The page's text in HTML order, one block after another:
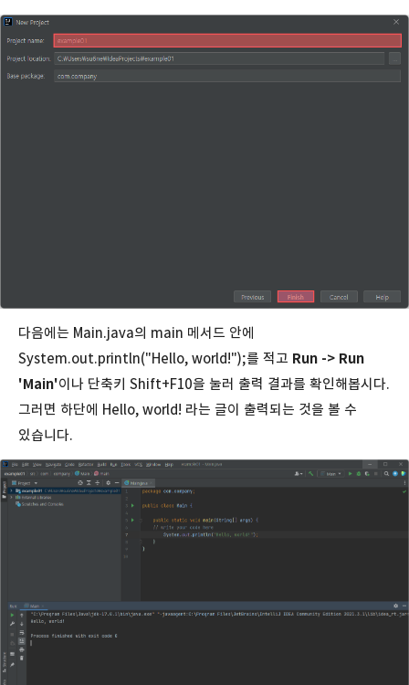
다음에는 Main.java의 main 메서드 안에
System.out.println("Hello, world!");를 적고 Run -> Run
'Main'이나 단축키 Shift+F10을 눌러 출력 결과를 확인해봅시다.
그러면 하단에 Hello, world! 라는 글이 출력되는 것을 볼 수
있습니다.